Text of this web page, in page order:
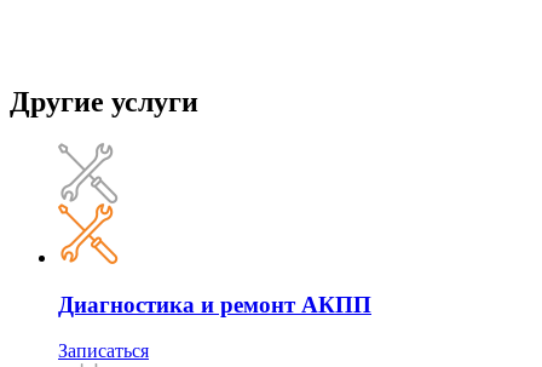
Другие услуги
Диагностика и ремонт АКПП
Записаться